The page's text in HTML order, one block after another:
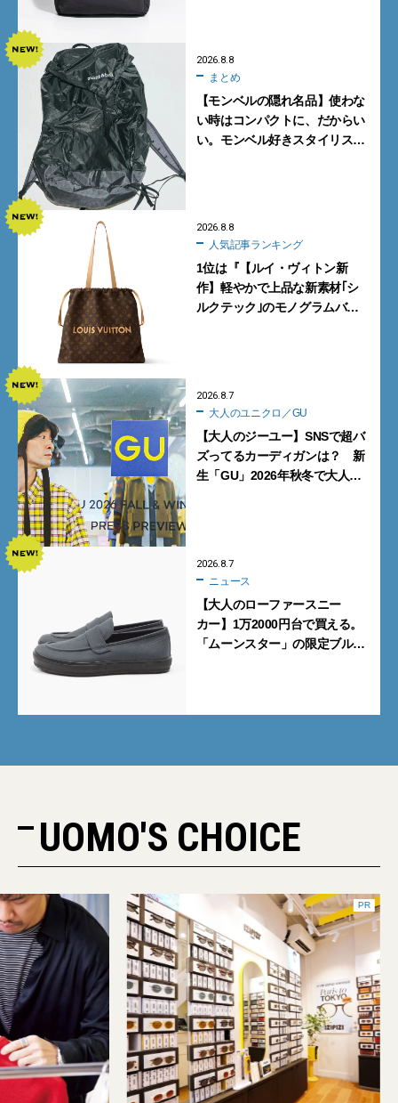
2026.8.8
まとめ
【モンベルの隠れ名品】使わな
い時はコンパクトに、だからい
い。モンベル好きスタイリスト
2026.8.8
人気記事ランキング
1位は『【ルイ・ヴィトン新
作】軽やかで上品な新素材｢シ
ルクテック｣のモノグラムバッ
2026.8.7
大人のユニクロ／GU
【大人のジーユー】SNSで超バ
ズってるカーディガンは？ 新
生「GU」2026年秋冬で大人メ
2026.8.7
ニュース
【大人のローファースニー
カー】1万2000円台で買える。
「ムーンスター」の限定ブルー
UOMO'S CHOICE